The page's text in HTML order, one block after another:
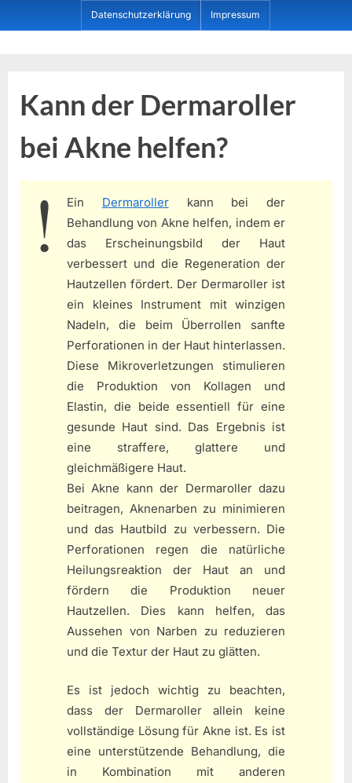
to
Datenschutzerklärung Impressum
Kann der Dermaroller
bei Akne helfen?
Ein Dermarollerkann bei der
Behandlung von Akne helfen, indem er
das Erscheinungsbild der Haut
verbessert und die Regeneration der
Hautzellen fördert. Der Dermaroller ist
ein kleines Instrument mit winzigen
Nadeln, die beim Überrollen sanfte
Perforationen in der Haut hinterlassen.
Diese Mikroverletzungen stimulieren
die Produktion von Kollagen und
Elastin, die beide essentiell für eine
gesunde Haut sind. Das Ergebnis ist
eine straffere, glattere und
gleichmäßigere Haut.
Bei Akne kann der Dermaroller dazu
beitragen, Aknenarben zu minimieren
und das Hautbild zu verbessern. Die
Perforationen regen die natürliche
Heilungsreaktion der Haut an und
fördern die Produktion neuer
Hautzellen. Dies kann helfen, das
Aussehen von Narben zu reduzieren
und die Textur der Haut zu glätten.
Es ist jedoch wichtig zu beachten,
dass der Dermaroller allein keine
vollständige Lösung für Akne ist. Es ist
eine unterstützende Behandlung, die
in Kombination mit anderen